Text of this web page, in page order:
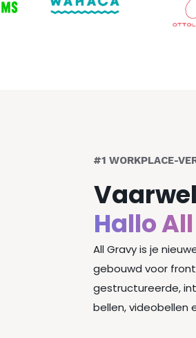
#1 WORKPLACE-
Hallo
All Gravy is je
gebouwd voor
gestructureerde,
bellen, videobellen